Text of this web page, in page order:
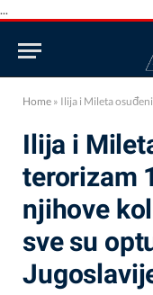
...
Home » Ilija i Mileta osuđeni za terorizam
Ilija i
terorizam
njihove
sve su